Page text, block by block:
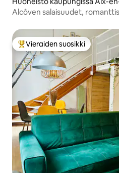
Alcôven salaisuudet,
Vieraiden suosikkien
Vieraiden suosikki